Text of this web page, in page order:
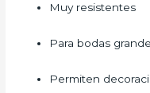
Muy resistentes
Para bodas
Permiten